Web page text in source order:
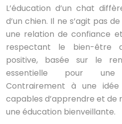
L’éducation d’un chat
d’un chien. Il ne s’agit pas
une relation de confiance
respectant le bien-être
positive, basée sur le
essentielle pour une
Contrairement à une
capables d’apprendre et
une éducation bienveillante.